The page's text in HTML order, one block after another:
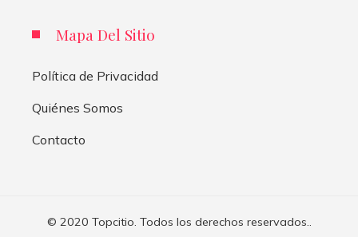
Mapa Del Sitio
Política de Privacidad
Quiénes Somos
Contacto
© 2020 Topcitio. Todos los derechos reservados..